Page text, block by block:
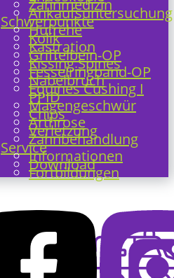
Zahnmedizin
Ankaufsuntersuchung
Schwerpunkte
Hufrehe
Kolik
Kastration
Griffelbein-OP
Kissing Spines
Fesselringband-OP
Nabelbruch
Equines Cushing I
PPID
Magengeschwür
Chips
Arthrose
Verletzung
Zahnbehandlung
ServiceInformationen
Download
Fortbildungen